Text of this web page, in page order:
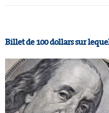
Billet de 100 dollars sur